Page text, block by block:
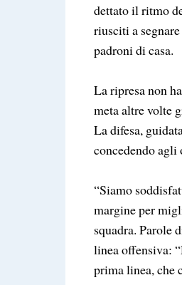
dettato il ritmo
riusciti a
padroni di casa.
La ripresa non
meta altre volte
La difesa,
concedendo agli
“Siamo
margine per
squadra. Parole
linea offensiva:
prima linea, che